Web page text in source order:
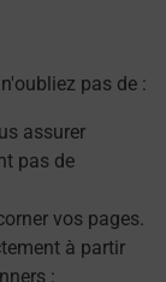
pas de :
assurer
pas de
vos pages.
à partir
: